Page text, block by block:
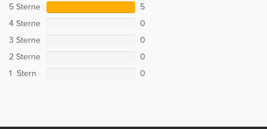
5 Sterne
5
4 Sterne
0
3 Sterne
0
2 Sterne
0
1 Stern
0